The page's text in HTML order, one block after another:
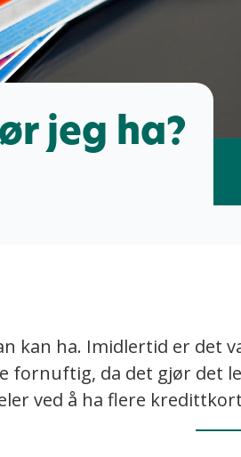
jeg ha?
kan ha. Imidlertid er det
fornuftig, da det gjør det
ved å ha flere